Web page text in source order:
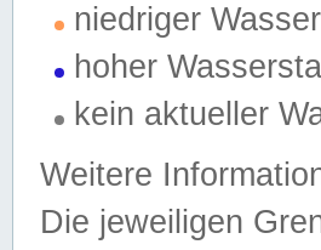
niedriger
hoher
kein aktueller
Weitere
Die jeweiligen